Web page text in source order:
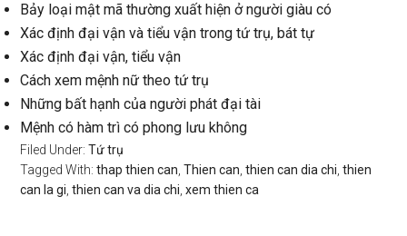
Bảy loại mật mã thường xuất hiện ở người giàu có
Xác định đại vận và tiểu vận trong tứ trụ, bát tự
Xác định đại vận, tiểu vận
Cách xem mệnh nữ theo tứ trụ
Những bất hạnh của người phát đại tài
Mệnh có hàm trì có phong lưu không
Filed Under:Tứ trụ
Tagged With:thap thien can ,Thien can ,thien can dia chi ,thien
can la gi ,thien can va dia chi ,xem thien ca